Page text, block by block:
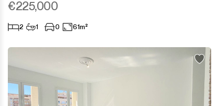
€225,000
2 1 0 61m²